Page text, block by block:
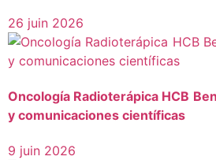
26 juin 2026
Oncología Radioterápica HCB
y comunicaciones científicas
9 juin 2026